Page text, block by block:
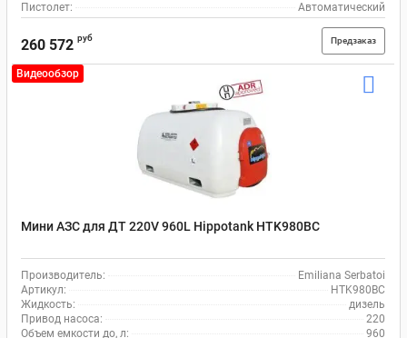
Пистолет:
Автоматический
260 572 руб Предзаказ
Видеообзор
Мини АЗС для ДТ 220V 960L Hippotank HTK980BC
Производитель:
Emiliana Serbatoi
Артикул:
HTK980BC
Жидкость:
дизель
Привод насоса:
220
Объем емкости до, л:
960